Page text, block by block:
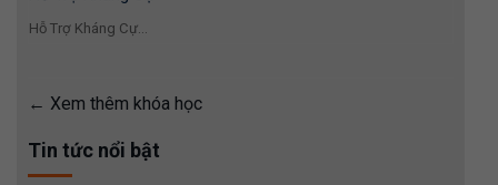
Hỗ Trợ Kháng Cự...
Xem thêm khóa học
Tin tức nổi bật